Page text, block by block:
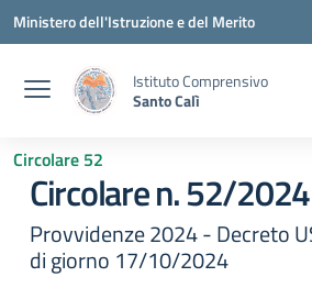
Vai ai contenuti
Vai al menu di navigazione
Vai al footer
Ministero dell'Istruzione e del Merito
Istituto Comprensivo
Santo Calì
Circolare 52
Circolare n. 52/2024
Provvidenze 2024 - Decreto
di giorno 17/10/2024